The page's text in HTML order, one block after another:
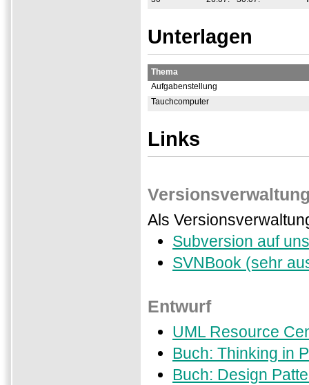
Unterlagen
Thema
Aufgabenstellung
Tauchcomputer
Links
Als
Subversion auf
SVNBook (sehr
Entwurf
UML Resource
Buch: Thinking in
Buch: Design